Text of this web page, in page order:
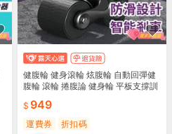
健腹輪 健身滾輪 炫腹輪 自動回彈健
腹輪 滾輪 捲腹論 健身輪 平板支撐訓
949
運費券 折扣碼